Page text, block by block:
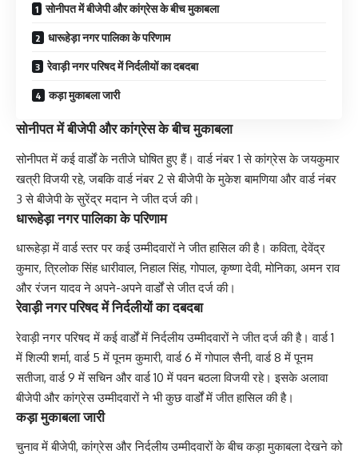
सोनीपत में बीजेपी और कांग्रेस के बीच मुकाबला
धारूहेड़ा नगर पालिका के परिणाम
रेवाड़ी नगर परिषद में निर्दलीयों का दबदबा
कड़ा मुकाबला जारी
सोनीपत में बीजेपी और कांग्रेस के बीच मुकाबला
सोनीपत में कई वार्डों के नतीजे घोषित हुए हैं। वार्ड नंबर 1 से कांग्रेस के जयकुमार
खत्री विजयी रहे, जबकि वार्ड नंबर 2 से बीजेपी के मुकेश बामणिया और वार्ड नंबर
3 से बीजेपी के सुरेंद्र मदान ने जीत दर्ज की।
धारूहेड़ा नगर पालिका के परिणाम
धारूहेड़ा में वार्ड स्तर पर कई उम्मीदवारों ने जीत हासिल की है। कविता, देवेंद्र
कुमार, त्रिलोक सिंह धारीवाल, निहाल सिंह, गोपाल, कृष्णा देवी, मोनिका, अमन राव
और रंजन यादव ने अपने-अपने वार्डों से जीत दर्ज की।
रेवाड़ी नगर परिषद में निर्दलीयों का दबदबा
रेवाड़ी नगर परिषद में कई वार्डों में निर्दलीय उम्मीदवारों ने जीत दर्ज की है। वार्ड 1
में शिल्पी शर्मा, वार्ड 5 में पूनम कुमारी, वार्ड 6 में गोपाल सैनी, वार्ड 8 में पूनम
सतीजा, वार्ड 9 में सचिन और वार्ड 10 में पवन बठला विजयी रहे। इसके अलावा
बीजेपी और कांग्रेस उम्मीदवारों ने भी कुछ वार्डों में जीत हासिल की है।
कड़ा मुकाबला जारी
चुनाव में बीजेपी, कांग्रेस और निर्दलीय उम्मीदवारों के बीच कड़ा मुकाबला देखने को